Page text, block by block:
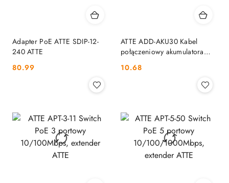
Adapter PoE ATTE SDIP-12-
240 ATTE
Cena:
80.99
ATTE ADD-AKU30 Kabel
połączeniowy akumulatora
Cena:
10.68